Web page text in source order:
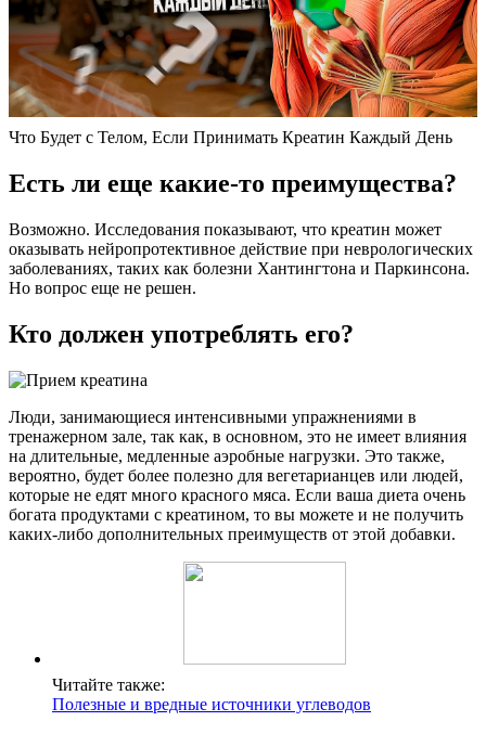
Что Будет с Телом, Если Принимать Креатин Каждый День
Есть ли еще какие-то преимущества?
Возможно. Исследования показывают, что креатин может
оказывать нейропротективное действие при неврологических
заболеваниях, таких как болезни Хантингтона и Паркинсона.
Но вопрос еще не решен.
Кто должен употреблять его?
Люди, занимающиеся интенсивными упражнениями в
тренажерном зале, так как, в основном, это не имеет влияния
на длительные, медленные аэробные нагрузки. Это также,
вероятно, будет более полезно для вегетарианцев или людей,
которые не едят много красного мяса. Если ваша диета очень
богата продуктами с креатином, то вы можете и не получить
каких-либо дополнительных преимуществ от этой добавки.
Читайте также:
Полезные и вредные источники углеводов